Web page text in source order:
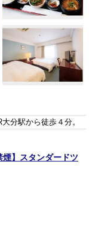
分駅から徒歩４分。
】スタンダードツ